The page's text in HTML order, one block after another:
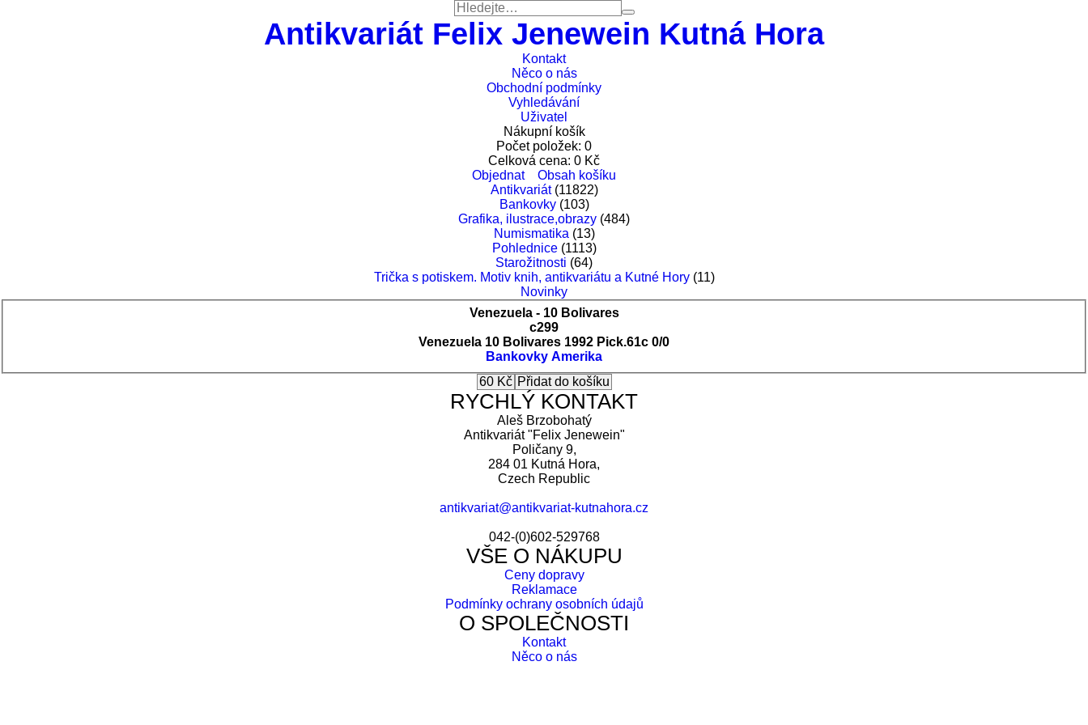
Antikvariát Felix Jenewein Kutná Hora
Kontakt
Něco o nás
Obchodní podmínky
Vyhledávání
Uživatel
Nákupní košík
Počet položek: 0
Celková cena: 0 Kč
Objednat
Obsah košíku
Antikvariát(11822)
Bankovky(103)
Grafika, ilustrace,obrazy (484)
Numismatika (13)
Pohlednice(1113)
Starožitnosti (64)
Trička s potiskem. Motiv knih, antikvariátu a Kutné Hory(11)
Novinky
Venezuela - 10 Bolivares
c299
Venezuela 10 Bolivares 1992 Pick.61c 0/0
Bankovky Amerika
RYCHLÝ KONTAKT
Aleš Brzobohatý
Antikvariát "Felix Jenewein"
Poličany 9,
284 01 Kutná Hora,
Czech Republic
antikvariat@antikvariat-kutnahora.cz
042-(0)602-529768
VŠE O NÁKUPU
Ceny dopravy
Reklamace
Podmínky ochrany osobních údajů
O SPOLEČNOSTI
Kontakt
Něco o nás